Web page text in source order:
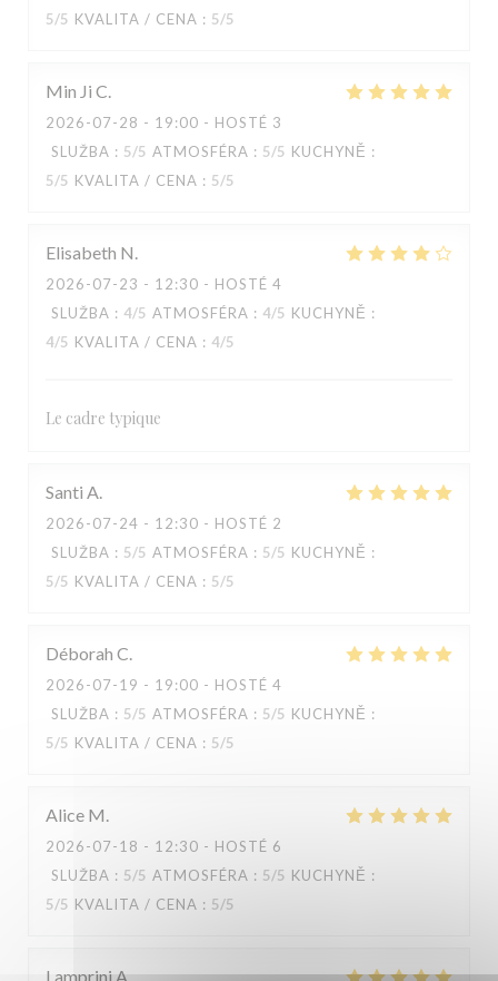
5/5 KVALITA / CENA : 5/5
Min Ji C
2026-07-28 - 19:00 - HOSTÉ 3
SLUŽBA : 5/5 ATMOSFÉRA : 5/5 KUCHYNĚ :
5/5 KVALITA / CENA : 5/5
Elisabeth N
2026-07-23 - 12:30 - HOSTÉ 4
SLUŽBA : 4/5 ATMOSFÉRA : 4/5 KUCHYNĚ :
4/5 KVALITA / CENA : 4/5
Le cadre typique
Santi A
2026-07-24 - 12:30 - HOSTÉ 2
SLUŽBA : 5/5 ATMOSFÉRA : 5/5 KUCHYNĚ :
5/5 KVALITA / CENA : 5/5
Déborah C
2026-07-19 - 19:00 - HOSTÉ 4
SLUŽBA : 5/5 ATMOSFÉRA : 5/5 KUCHYNĚ :
5/5 KVALITA / CENA : 5/5
Alice M
2026-07-18 - 12:30 - HOSTÉ 6
SLUŽBA : 5/5 ATMOSFÉRA : 5/5 KUCHYNĚ :
5/5 KVALITA / CENA : 5/5
LampriniA